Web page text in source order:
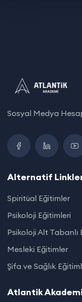
Sosyal Medya
Alternatif
Spiritüal Eğitimler
Psikoloji Eğitimleri
Psikoloji Alt Tabanlı
Mesleki Eğitimler
Şifa ve Sağlık
Atlantik Akademi